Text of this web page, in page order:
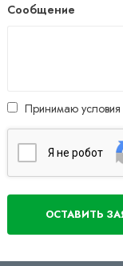
Сообщение
Принимаю условия
Я нe poбoт